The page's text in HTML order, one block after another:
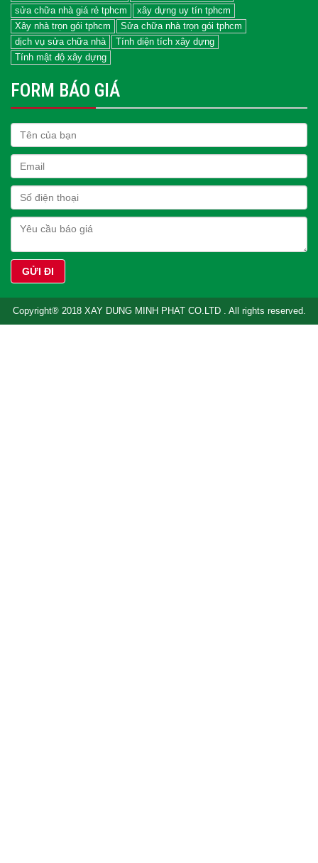
sửa chữa nhà giá rẻ tphcm
xây dựng uy tín tphcm
Xây nhà trọn gói tphcm
Sửa chữa nhà trọn gói tphcm
dịch vụ sửa chữa nhà
Tính diện tích xây dựng
Tính mật độ xây dựng
FORM BÁO GIÁ
Copyright® 2018 XAY DUNG MINH PHAT CO.LTD . All rights reserved.